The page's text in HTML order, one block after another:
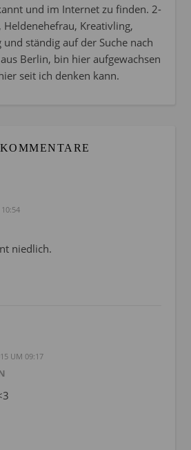
und im Internet zu finden. 2-
Heldenehefrau, Kreativling,
ständig auf der Suche nach
Berlin, bin hier aufgewachsen
seit ich denken kann.
10:54
niedlich.
UM 09:17